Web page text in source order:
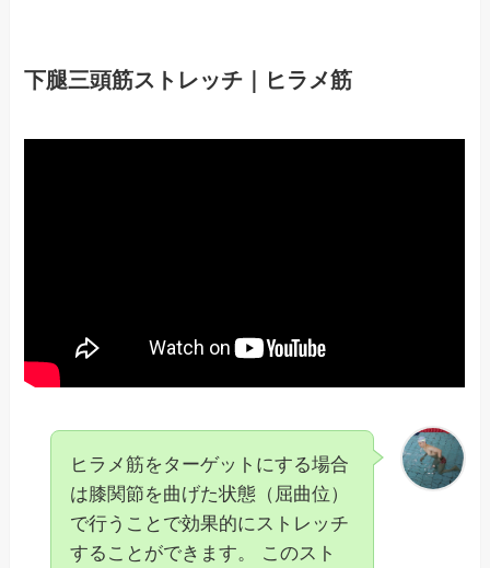
下腿三頭筋ストレッチ｜ヒラメ筋
ヒラメ筋をターゲットにする場合
は膝関節を曲げた状態（屈曲位）
で行うことで効果的にストレッチ
することができます。 このスト